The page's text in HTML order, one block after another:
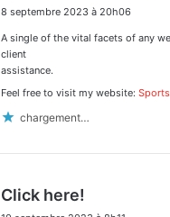
8 septembre 2023 à 20h06
A single of the vital facets of any
client
assistance.
Feel free to visit my website:
chargement…
Click here!